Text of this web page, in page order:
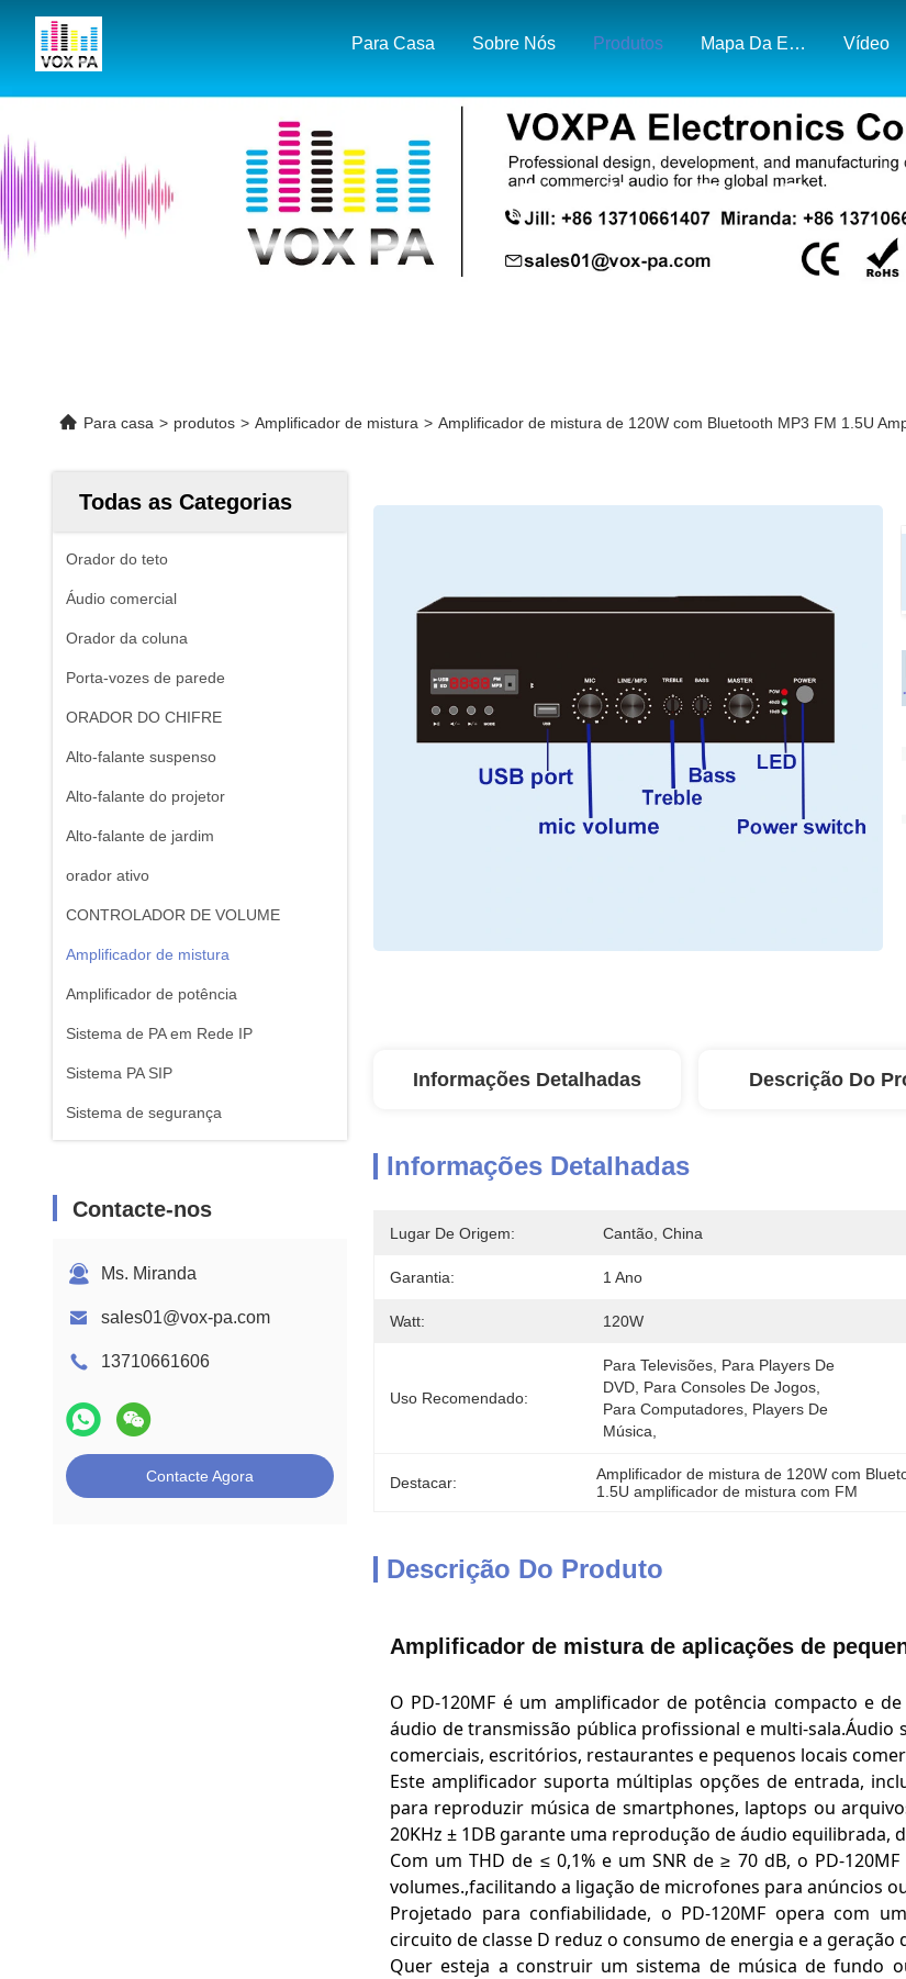
Para Casa Sobre Nós Produtos Mapa Da Exposição E Do Mercado Vídeo
Detalhes Dos
Para casa > produtos > Amplificador de mistura > Amplificador de mistura de 120W com Bluetooth MP3 FM 1.5U
Todas as Categorias
Orador do teto
Áudio comercial
Orador da coluna
Porta-vozes de parede
ORADOR DO CHIFRE
Alto-falante suspenso
Alto-falante do projetor
Alto-falante de jardim
orador ativo
CONTROLADOR DE VOLUME
Amplificador de mistura
Amplificador de potência
Sistema de PA em Rede IP
Sistema PA SIP
Sistema de segurança
Contacte-nos
Ms. Miranda
sales01@vox-pa.com
13710661606
Contacte Agora
Informações Detalhadas Descrição Do
Informações Detalhadas
Lugar De Origem: Cantão, China
Garantia: 1 Ano
Watt: 120W
Uso Recomendado:
Para Televisões, Para Players De
DVD, Para Consoles De Jogos,
Para Computadores, Players De
Música,
Destacar: Amplificador de mistura de 120W com
1.5U amplificador de mistura com FM
Descrição Do Produto
Amplificador de mistura de aplicações de
O PD-120MF é um amplificador de potência compacto e
áudio de transmissão pública profissional e multi-sala.Áudio
comerciais, escritórios, restaurantes e pequenos locais
Este amplificador suporta múltiplas opções de entrada,
para reproduzir música de smartphones, laptops ou
20KHz ± 1DB garante uma reprodução de áudio equilibrada,
Com um THD de ≤ 0,1% e um SNR de ≥ 70 dB, o PD-
volumes.,facilitando a ligação de microfones para anúncios
Projetado para confiabilidade, o PD-120MF opera com
circuito de classe D reduz o consumo de energia e a geração
Quer esteja a construir um sistema de música de fundo